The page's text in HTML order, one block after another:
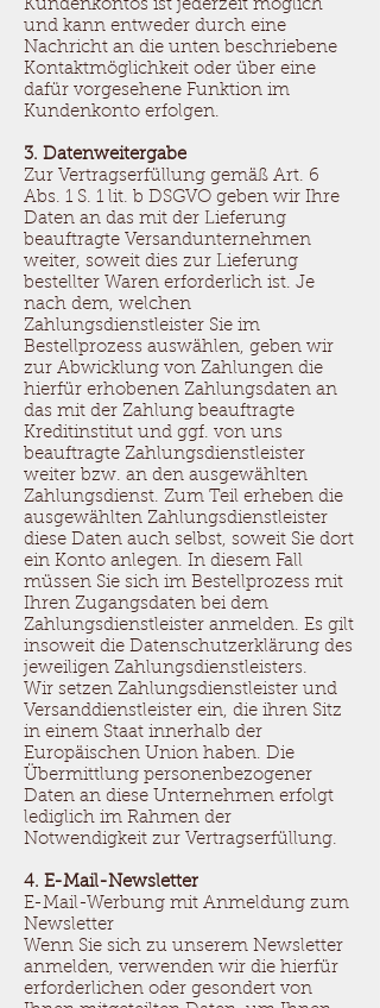
Kundenkontos ist jederzeit möglich
und kann entweder durch eine
Nachricht an die unten beschriebene
Kontaktmöglichkeit oder über eine
dafür vorgesehene Funktion im
Kundenkonto erfolgen.
3. Datenweitergabe
Zur Vertragserfüllung gemäß Art. 6
Abs. 1 S. 1 lit. b DSGVO geben wir Ihre
Daten an das mit der Lieferung
beauftragte Versandunternehmen
weiter, soweit dies zur Lieferung
bestellter Waren erforderlich ist. Je
nach dem, welchen
Zahlungsdienstleister Sie im
Bestellprozess auswählen, geben wir
zur Abwicklung von Zahlungen die
hierfür erhobenen Zahlungsdaten an
das mit der Zahlung beauftragte
Kreditinstitut und ggf. von uns
beauftragte Zahlungsdienstleister
weiter bzw. an den ausgewählten
Zahlungsdienst. Zum Teil erheben die
ausgewählten Zahlungsdienstleister
diese Daten auch selbst, soweit Sie dort
ein Konto anlegen. In diesem Fall
müssen Sie sich im Bestellprozess mit
Ihren Zugangsdaten bei dem
Zahlungsdienstleister anmelden. Es gilt
insoweit die Datenschutzerklärung des
jeweiligen Zahlungsdienstleisters.
Wir setzen Zahlungsdienstleister und
Versanddienstleister ein, die ihren Sitz
in einem Staat innerhalb der
Europäischen Union haben. Die
Übermittlung personenbezogener
Daten an diese Unternehmen erfolgt
lediglich im Rahmen der
Notwendigkeit zur Vertragserfüllung.
4. E-Mail-Newsletter
E-Mail-Werbung mit Anmeldung zum
Newsletter
Wenn Sie sich zu unserem Newsletter
anmelden, verwenden wir die hierfür
erforderlichen oder gesondert von